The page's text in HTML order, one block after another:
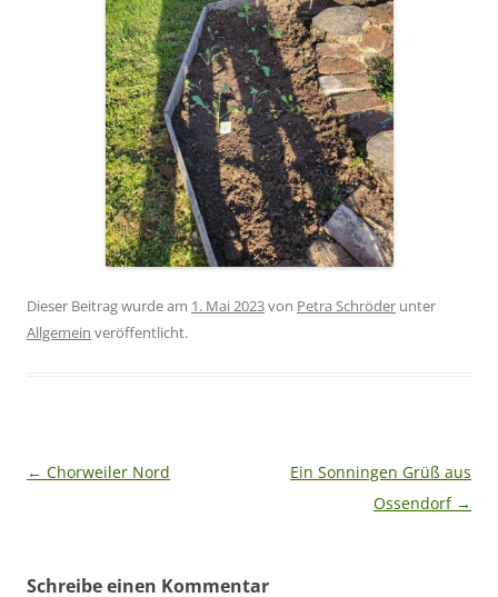
Dieser Beitrag wurde am 1. Mai 2023von Petra Schröder unter
Allgemein veröffentlicht.
Beitragsnavigation
← Chorweiler Nord
Ein Sonningen Grüß aus
Ossendorf →
Schreibe einen Kommentar